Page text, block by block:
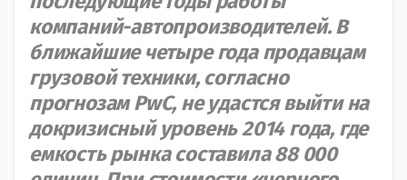
компаний-автопроизводителей. В
ближайшие четыре года продавцам
грузовой техники, согласно
прогнозам PwC, не удастся выйти на
докризисный уровень 2014 года, где
емкость рынка составила 88 000